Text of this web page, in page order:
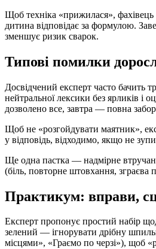
Щоб техніка «прижилася»,
дитина відповідає за формулою.
зменшує ризик сварок.
Типові помилки
Досвідчений експерт часто бачить
нейтральної лексики без ярликів і
дозволено все, завтра — повна
Щоб не «розгойдувати маятник»,
у відповідь, відходимо, якщо не
Ще одна пастка — надмірне
(біль, повторне штовхання, зграєва
Практикум: вправи,
Експерт пропонує простий набір
зелений — ігнорувати дрібну
місцями», «Граємо по черзі»), щоб